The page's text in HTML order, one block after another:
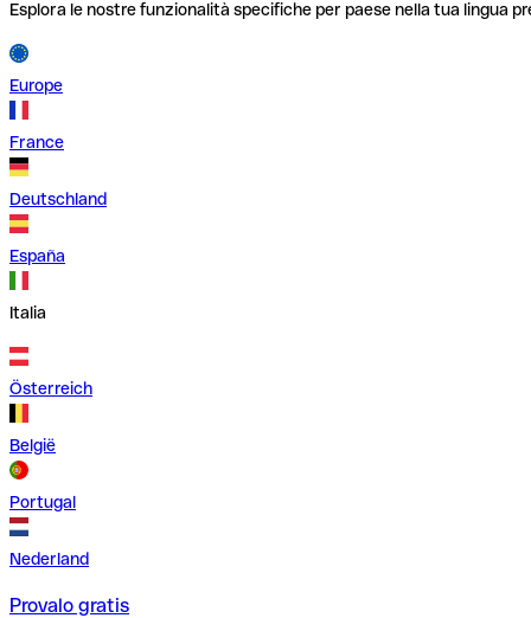
Esplora le nostre funzionalità specifiche per paese nella tua lingua
Europe
France
Deutschland
España
Italia
Österreich
België
Portugal
Nederland
Provalo gratis